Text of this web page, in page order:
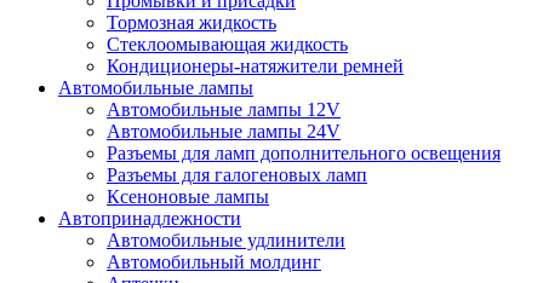
Тормозная жидкость
Стеклоомывающая жидкость
Кондиционеры-натяжители ремней
Автомобильные лампы
Автомобильные лампы 12V
Автомобильные лампы 24V
Разъемы для ламп дополнительного освещения
Разъемы для галогеновых ламп
Ксеноновые лампы
Автопринадлежности
Автомобильные удлинители
Автомобильный молдинг